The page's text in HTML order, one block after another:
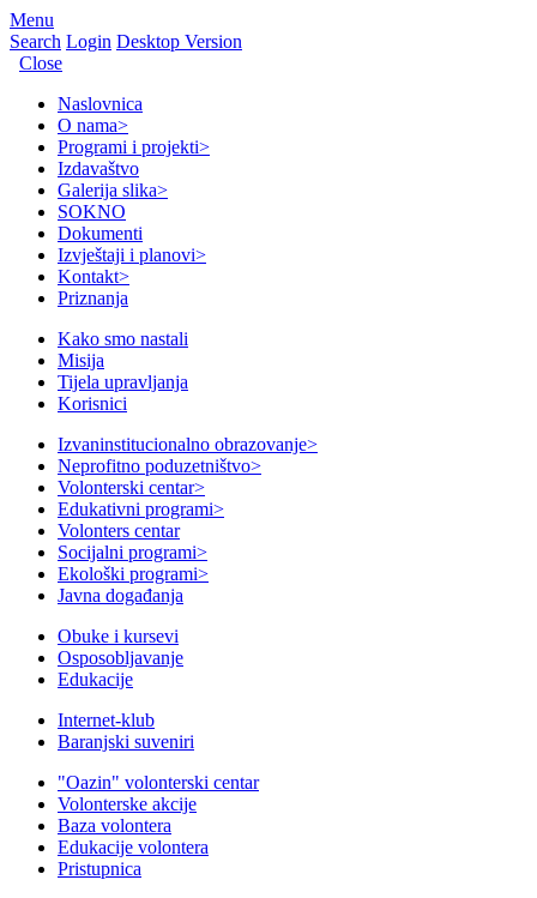
Menu
Search Login Desktop Version
Close
Naslovnica
O nama>
Programi i projekti>
Izdavaštvo
Galerija slika>
SOKNO
Dokumenti
Izvještaji i planovi>
Kontakt>
Priznanja
Kako smo nastali
Misija
Tijela upravljanja
Korisnici
Izvaninstitucionalno obrazovanje>
Neprofitno poduzetništvo>
Volonterski centar>
Edukativni programi>
Volonters centar
Socijalni programi>
Ekološki programi>
Javna događanja
Obuke i kursevi
Osposobljavanje
Edukacije
Internet-klub
Baranjski suveniri
"Oazin" volonterski centar
Volonterske akcije
Baza volontera
Edukacije volontera
Pristupnica